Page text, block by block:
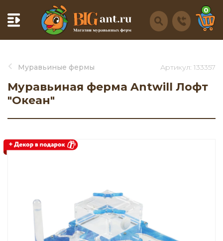
0
Муравьиные фермы
Муравьиная ферма Antwill Лофт
"Океан"
Артикул: 133357